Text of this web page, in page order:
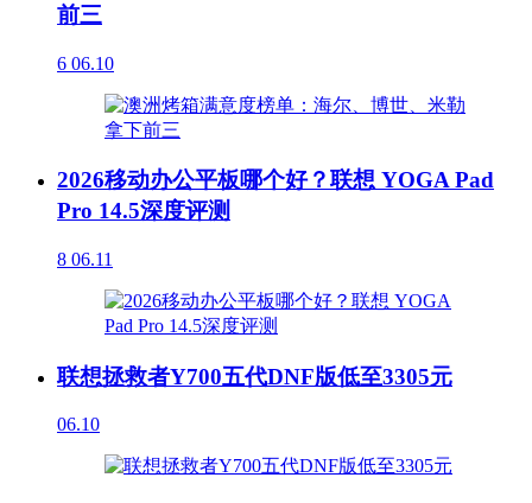
前三
6 06.10
2026移动办公平板哪个好？联想 YOGA Pad
Pro 14.5深度评测
8 06.11
联想拯救者Y700五代DNF版低至3305元
06.10